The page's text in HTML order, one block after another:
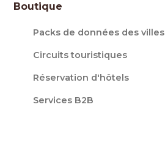
Boutique
Packs de données des villes
Circuits touristiques
Réservation d'hôtels
Services B2B